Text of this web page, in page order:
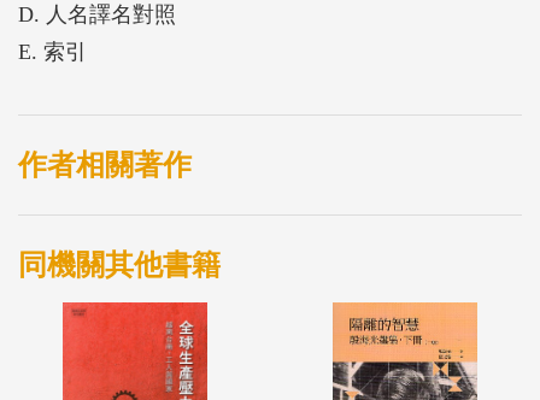
D. 人名譯名對照
E. 索引
作者相關著作
同機關其他書籍